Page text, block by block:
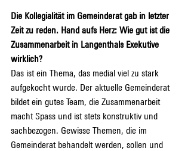
Die Kollegialität im Gemeinderat gab in letzter
Zeit zu reden. Hand aufs Herz: Wie gut ist die
Zusammenarbeit in Langenthals Exekutive
wirklich?
Das ist ein Thema, das medial viel zu stark
aufgekocht wurde. Der aktuelle Gemeinderat
bildet ein gutes Team, die Zusammenarbeit
macht Spass und ist stets konstruktiv und
sachbezogen. Gewisse Themen, die im
Gemeinderat behandelt werden, sollen und